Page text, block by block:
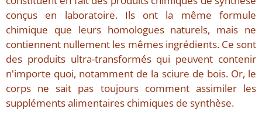
conçus en laboratoire. Ils ont la même formule
chimique que leurs homologues naturels, mais ne
contiennent nullement les mêmes ingrédients. Ce sont
des produits ultra-transformés qui peuvent contenir
n'importe quoi, notamment de la sciure de bois. Or, le
corps ne sait pas toujours comment assimiler les
suppléments alimentaires chimiques de synthèse.